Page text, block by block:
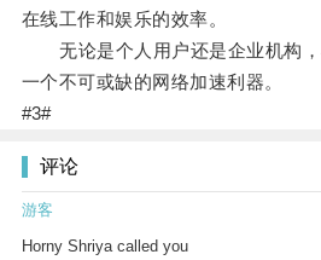
在线工作和娱乐的效率。
无论是个人用户还是企业机构，
一个不可或缺的网络加速利器。
#3#
评论
游客
Horny Shriya called you